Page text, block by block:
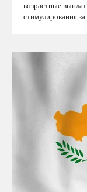
возрастные
стимулирования